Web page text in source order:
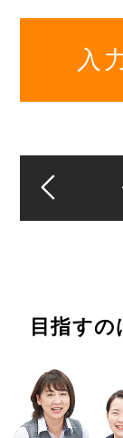
目指すの